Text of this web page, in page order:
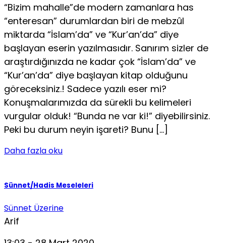
“Bizim mahalle”de modern zamanlara has
“enteresan” durumlardan biri de mebzûl
miktarda “İslam’da” ve “Kur’an’da” diye
başlayan eserin yazılmasıdır. Sanırım sizler de
araştırdığınızda ne kadar çok “İslam’da” ve
“Kur’an’da” diye başlayan kitap olduğunu
göreceksiniz.! Sadece yazılı eser mi?
Konuşmalarımızda da sürekli bu kelimeleri
vurgular olduk! “Bunda ne var ki!” diyebilirsiniz.
Peki bu durum neyin işareti? Bunu […]
Daha fazla oku
Sünnet/Hadis Meseleleri
Sünnet Üzerine
Arif